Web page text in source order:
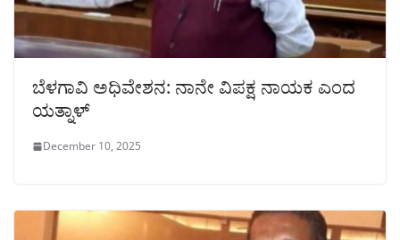
ಬೆಳಗಾವಿ ಅಧಿವೇಶನ: ನಾನೇ ವಿಪಕ್ಷ ನಾಯಕ ಎಂದ
ಯತ್ನಾಳ್
December 10, 2025